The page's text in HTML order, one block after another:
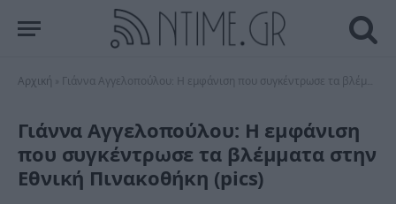
Αρχική Γιάννα Αγγελοπούλου: Η εμφάνιση που συγκέντρωσε τα βλέμματα στην Εθνική Πινακοθήκη (pics)
Γιάννα Αγγελοπούλου: Η εμφάνιση
που συγκέντρωσε τα βλέμματα στην
Εθνική Πινακοθήκη (pics)